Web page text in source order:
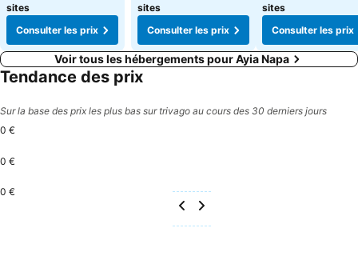
sites
Consulter les prix
sites
Consulter les prix
sites
Consulter les prix
Voir tous les hébergements pour Ayia Napa
Tendance des prix
Sur la base des prix les plus bas sur trivago au cours des 30 derniers jours
0 €
0 €
0 €